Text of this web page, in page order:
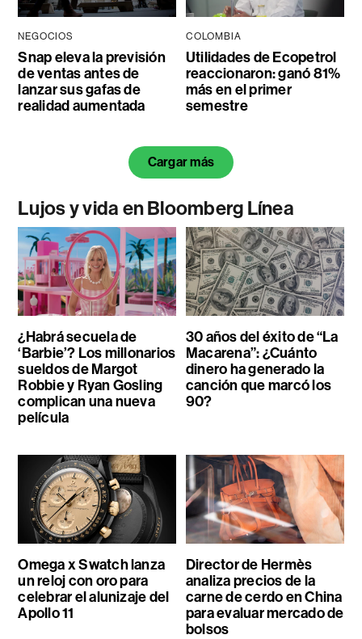
NEGOCIOS
Snap eleva la previsión
de ventas antes de
lanzar sus gafas de
realidad aumentada
COLOMBIA
Utilidades de Ecopetrol
reaccionaron: ganó 81%
más en el primer
semestre
Cargar más
Lujos y vida en Bloomberg Línea
¿Habrá secuela de
‘Barbie’? Los millonarios
sueldos de Margot
Robbie y Ryan Gosling
complican una nueva
película
30 años del éxito de “La
Macarena”: ¿Cuánto
dinero ha generado la
canción que marcó los
90?
Omega x Swatch lanza
un reloj con oro para
celebrar el alunizaje del
Apollo 11
Director de Hermès
analiza precios de la
carne de cerdo en China
para evaluar mercado de
bolsos